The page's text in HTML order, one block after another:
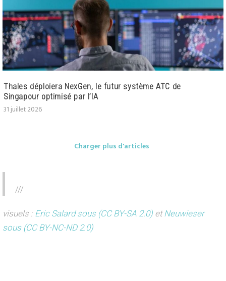
Thales déploiera NexGen, le futur système ATC de
Singapour optimisé par l’IA
31 juillet 2026
Charger plus d'articles
///
visuels : Eric Salardsous (CC BY-SA 2.0) etNeuwieser
sous (CC BY-NC-ND 2.0)